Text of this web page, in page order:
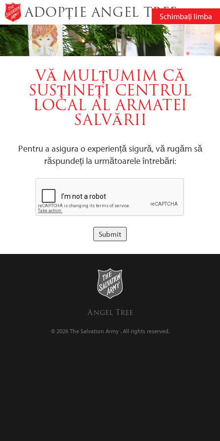
ADOPȚIE ANGEL TREESchimbați limba
VĂ MULȚUMIM CĂ
SUSȚINEȚI CENTRUL
LOCAL AL ARMATEI
SALVĂRII
Pentru a asigura o experiență sigură, vă rugăm să
răspundeți la următoarele întrebări:
Angel Tree
© 2026 The Salvation Army . All rights reserved.